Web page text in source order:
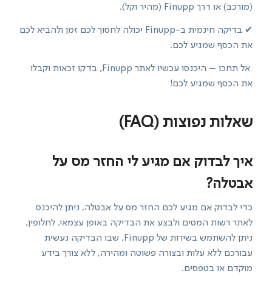
(מורכב) או דרך Finupp (מהיר וקל).
✔ בדיקה חינמית ב-Finupp יכולה לחסוך לכם זמן ולהביא לכם
את הכסף שמגיע לכם.
אל תחכו – היכנסו עכשיו לאתר Finupp, בדקו זכאות וקבלו
את הכסף שמגיע לכם!
שאלות נפוצות (FAQ)
איך לבדוק אם מגיע לי החזר מס על
אבטלה?
כדי לבדוק אם מגיע לכם החזר מס על אבטלה, ניתן להיכנס
לאתר רשות המסים ולבצע את הבדיקה באופן עצמאי. לחלופין,
ניתן להשתמש בשירות של Finupp, שבו הבדיקה נעשית
עבורכם ללא עלות ובצורה פשוטה ומהירה, ללא צורך בידע
מוקדם או בטפסים.